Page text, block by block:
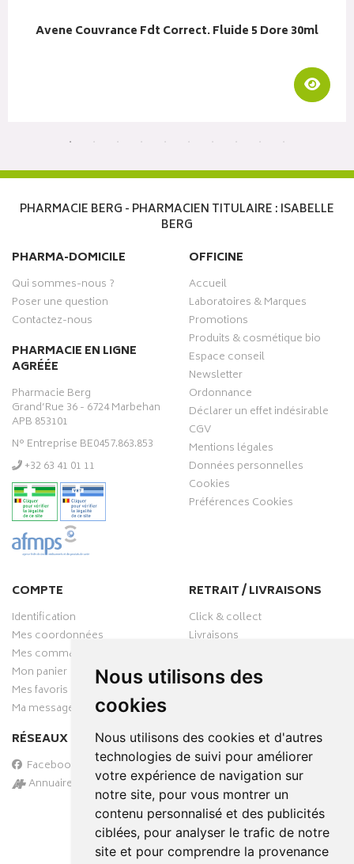
Nous utilisons des
cookies
Nous utilisons des cookies et d'autres
technologies de suivi pour améliorer
votre expérience de navigation sur
notre site, pour vous montrer un
contenu personnalisé et des publicités
ciblées, pour analyser le trafic de notre
site et pour comprendre la provenance
Avene Couvrance Fdt Correct. Fluide 5 Dore 30ml
PHARMACIE BERG - PHARMACIEN TITULAIRE : ISABELLE
BERG
PHARMA-DOMICILE
Qui sommes-nous ?
Poser une question
Contactez-nous
PHARMACIE EN LIGNE
AGRÉÉE
Pharmacie Berg
Grand’Rue 36 - 6724 Marbehan
APB 853101
N° Entreprise BE0457.863.853
‭+32 63 41 01 11‬
OFFICINE
Accueil
Laboratoires & Marques
Promotions
Produits & cosmétique bio
Espace conseil
Newsletter
Ordonnance
Déclarer un effet indésirable
CGV
Mentions légales
Données personnelles
Cookies
Préférences Cookies
COMPTE
Identification
Mes coordonnées
Mes commandes
Mon panier
Mes favoris
Ma messagerie
RÉSEAUX SOCIAUX
Facebook
Annuaire des pharmacies
RETRAIT / LIVRAISONS
Click & collect
Livraisons
PAIEMENT SÉCURISÉ